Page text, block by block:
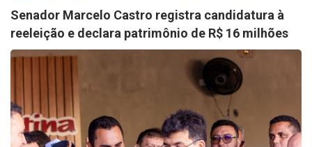
Senador Marcelo Castro registra candidatura à
reeleição e declara patrimônio de R$ 16 milhões